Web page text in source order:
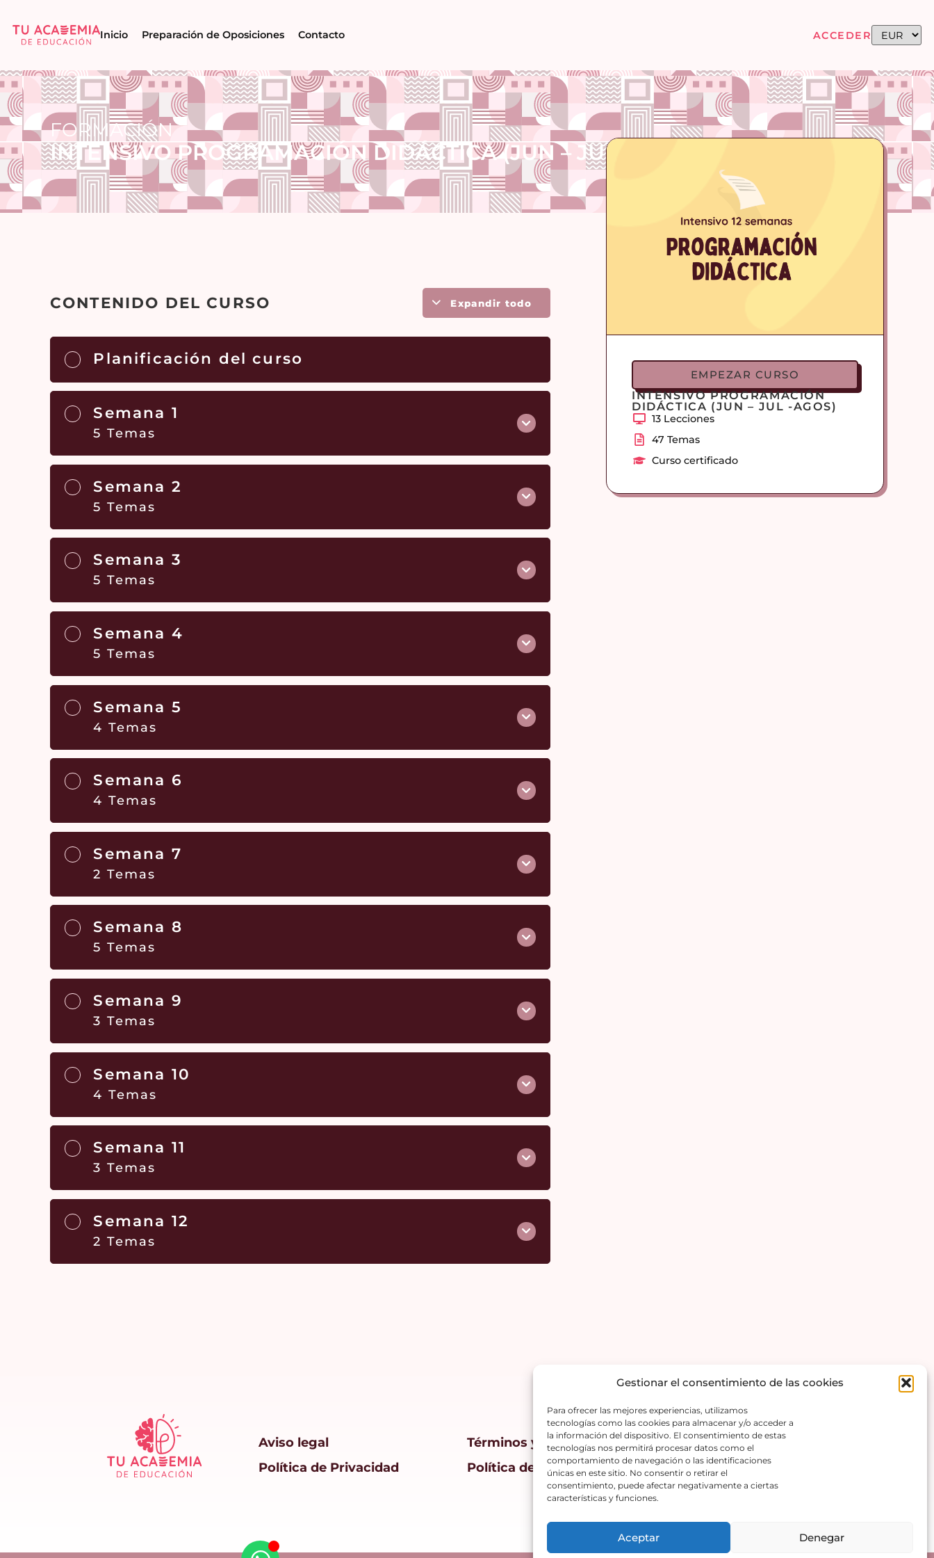
Gestionar el consentimiento de las cookies
Para ofrecer las mejores experiencias, utilizamos
tecnologías como las cookies para almacenar y/o acceder a
la información del dispositivo. El consentimiento de estas
tecnologías nos permitirá procesar datos como el
comportamiento de navegación o las identificaciones
únicas en este sitio. No consentir o retirar el
consentimiento, puede afectar negativamente a ciertas
características y funciones.
Aceptar Denegar
Inicio Preparación de Oposiciones Contacto ACCEDER
FORMACIÓN
INTENSIVO PROGRAMACIÓN DIDÁCTICA (JUN – JUL -AGOS)
CONTENIDO DEL CURSO Expandir todo
Planificación del curso
Semana 1
5 Temas
Semana 2
5 Temas
Semana 3
5 Temas
Semana 4
5 Temas
Semana 5
4 Temas
Semana 6
4 Temas
Semana 7
2 Temas
Semana 8
5 Temas
Semana 9
3 Temas
Semana 10
4 Temas
Semana 11
3 Temas
Semana 12
2 Temas
EMPEZAR CURSO
INTENSIVO PROGRAMACIÓN
DIDÁCTICA (JUN – JUL -AGOS)
13 Lecciones
47 Temas
Curso certificado
Aviso legal
Política de Privacidad
Términos y condiciones
Política de Cookies
Contáctanos